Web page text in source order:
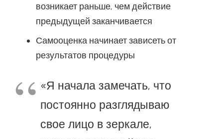
возникает раньше, чем действие
предыдущей заканчивается
Самооценка начинает зависеть от
результатов процедуры
«Я начала замечать, что
постоянно разглядываю
свое лицо в зеркале,